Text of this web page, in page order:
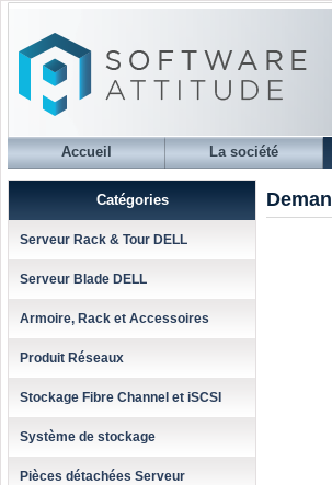
Accueil La société
Catégories
Serveur Rack & Tour DELL
Serveur Blade DELL
Armoire, Rack et Accessoires
Produit Réseaux
Stockage Fibre Channel et iSCSI
Système de stockage
Pièces détachées Serveur